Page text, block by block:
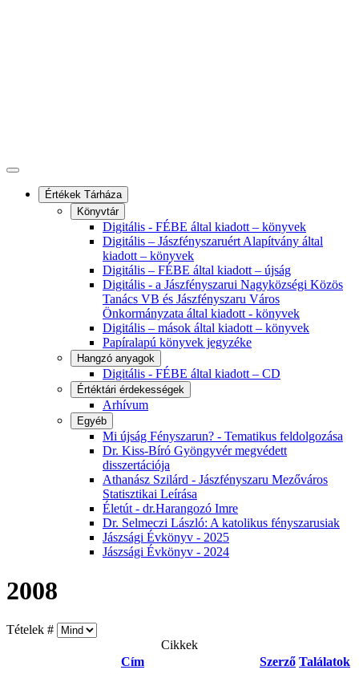
Értékek Tárháza
Könyvtár
Digitális - FÉBE által kiadott – könyvek
Digitális – Jászfényszaruért Alapítvány által
kiadott – könyvek
Digitális – FÉBE által kiadott – újság
Digitális - a Jászfényszarui Nagyközségi Közös
Tanács VB és Jászfényszaru Város
Önkormányzata által kiadott - könyvek
Digitális – mások által kiadott – könyvek
Papíralapú könyvek jegyzéke
Hangzó anyagok
Digitális - FÉBE által kiadott – CD
Értéktári érdekességek
Arhívum
Egyéb
Mi újság Fényszarun? - Tematikus feldolgozása
Dr. Kiss-Bíró Gyöngyvér megvédett
disszertációja
Athanász Szilárd - Jászfényszaru Mezőváros
Statisztikai Leírása
Életút - dr.Harangozó Imre
Dr. Selmeczi László: A katolikus fényszarusiak
Jászsági Évkönyv - 2025
Jászsági Évkönyv - 2024
2008
Tételek #
Cikkek
Cím
Szerző Találatok